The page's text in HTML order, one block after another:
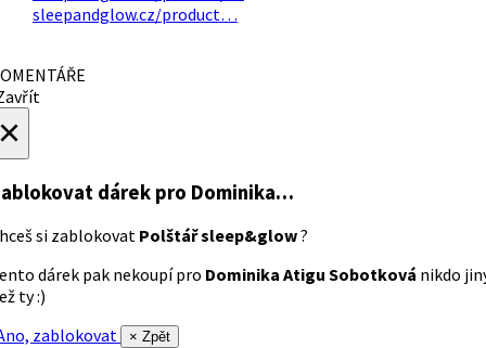
sleepandglow.cz/product…
dárek pro Dominika…
si zablokovat Polštář sleep&glow?
dárek pak nekoupí pro Dominika Atigu Sobotková nikdo
ty :)
zablokovat
× Zpět